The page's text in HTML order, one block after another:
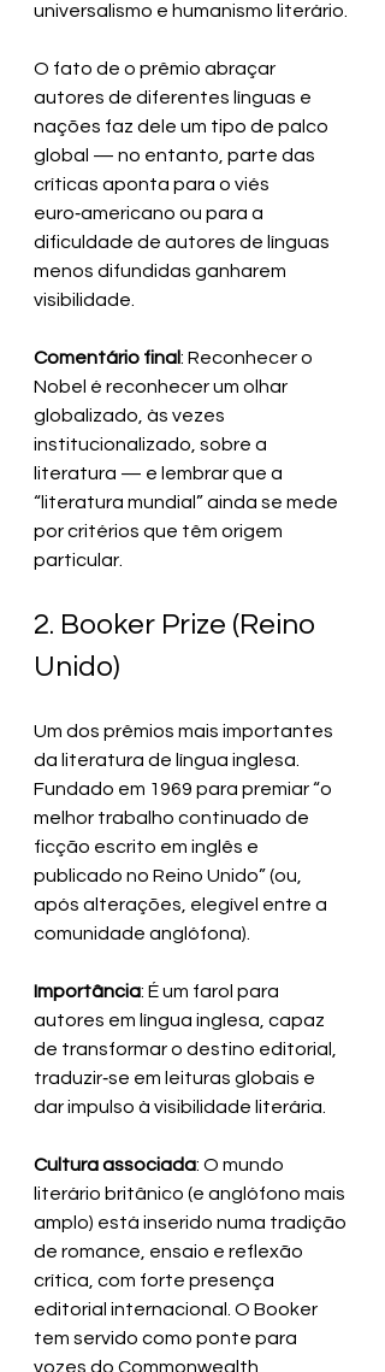
universalismo e humanismo literário.
O fato de o prêmio abraçar
autores de diferentes línguas e
nações faz dele um tipo de palco
global — no entanto, parte das
críticas aponta para o viés
euro‑americano ou para a
dificuldade de autores de línguas
menos difundidas ganharem
visibilidade.
Comentário final: Reconhecer o
Nobel é reconhecer um olhar
globalizado, às vezes
institucionalizado, sobre a
literatura — e lembrar que a
“literatura mundial” ainda se mede
por critérios que têm origem
particular.
2. Booker Prize (Reino
Unido)
Um dos prêmios mais importantes
da literatura de língua inglesa.
Fundado em 1969 para premiar “o
melhor trabalho continuado de
ficção escrito em inglês e
publicado no Reino Unido” (ou,
após alterações, elegível entre a
comunidade anglófona).
Importância: É um farol para
autores em língua inglesa, capaz
de transformar o destino editorial,
traduzir‑se em leituras globais e
dar impulso à visibilidade literária.
Cultura associada: O mundo
literário britânico (e anglófono mais
amplo) está inserido numa tradição
de romance, ensaio e reflexão
crítica, com forte presença
editorial internacional. O Booker
tem servido como ponte para
vozes do Commonwealth,